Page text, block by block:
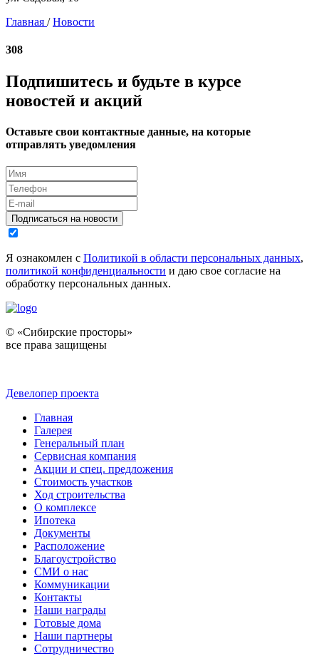
Главная / Новости
308
Подпишитесь и будьте в курсе
новостей и акций
Оставьте свои контактные данные, на которые
отправлять уведомления
Подписаться на новости
Я ознакомлен с Политикой в области персональных данных,
политикой конфиденциальности и даю свое согласие на
обработку персональных данных.
© «Сибирские просторы»
все права защищены
Девелопер проекта
Главная
Галерея
Генеральный план
Сервисная компания
Акции и спец. предложения
Стоимость участков
Ход строительства
О комплексе
Ипотека
Документы
Расположение
Благоустройство
СМИ о нас
Коммуникации
Контакты
Наши награды
Готовые дома
Наши партнеры
Сотрудничество